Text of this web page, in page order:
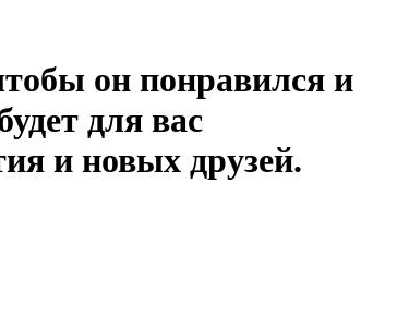
он понравился и
для вас
и новых друзей.